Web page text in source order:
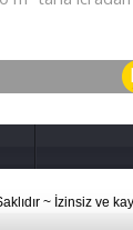
~ İzinsiz ve